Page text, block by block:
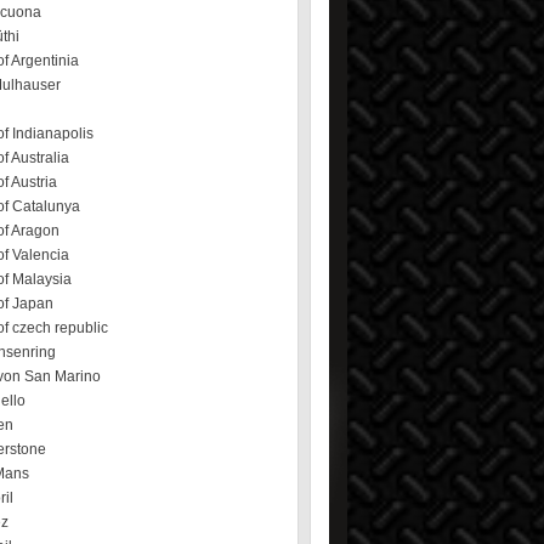
Argentinia
Indianapolis
Australia
Austria
Catalunya
Aragon
Valencia
Malaysia
Japan
czech republic
San Marino